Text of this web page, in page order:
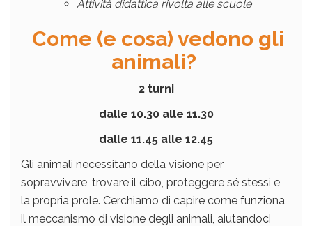
Attività didattica rivolta alle scuole
Come (e cosa) vedono gli
animali?
2 turni
dalle 10.30 alle 11.30
dalle 11.45 alle 12.45
Gli animali necessitano della visione per
sopravvivere, trovare il cibo, proteggere sé stessi e
la propria prole. Cerchiamo di capire come funziona
il meccanismo di visione degli animali, aiutandoci